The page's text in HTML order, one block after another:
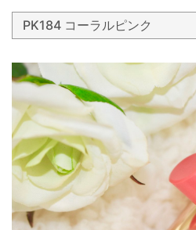
PK184 コーラルピンク